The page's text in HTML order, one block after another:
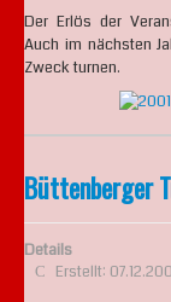
Der Erlös der
Auch im nächsten
Zweck turnen.
Büttenberger
Details
Erstellt: